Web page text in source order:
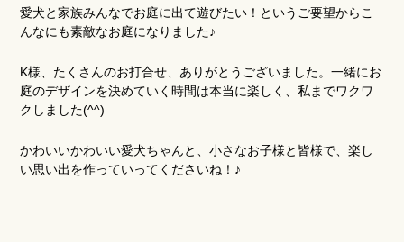
愛犬と家族みんなでお庭に出て遊びたい！というご要望からこ
んなにも素敵なお庭になりました♪
K様、たくさんのお打合せ、ありがとうございました。一緒にお
庭のデザインを決めていく時間は本当に楽しく、私までワクワ
クしました(^^)
かわいいかわいい愛犬ちゃんと、小さなお子様と皆様で、楽し
い思い出を作っていってくださいね！♪